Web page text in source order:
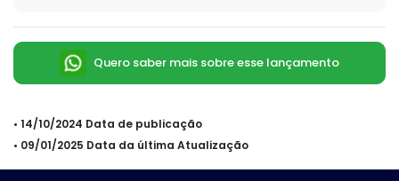
Quero saber mais sobre esse lançamento
• 14/10/2024 Data de publicação
• 09/01/2025 Data da última Atualização